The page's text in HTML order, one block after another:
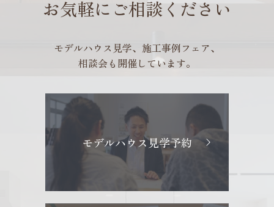
お気軽にご相談ください
モデルハウス見学、施工事例フェア、
相談会も開催しています。
モデルハウス見学予約